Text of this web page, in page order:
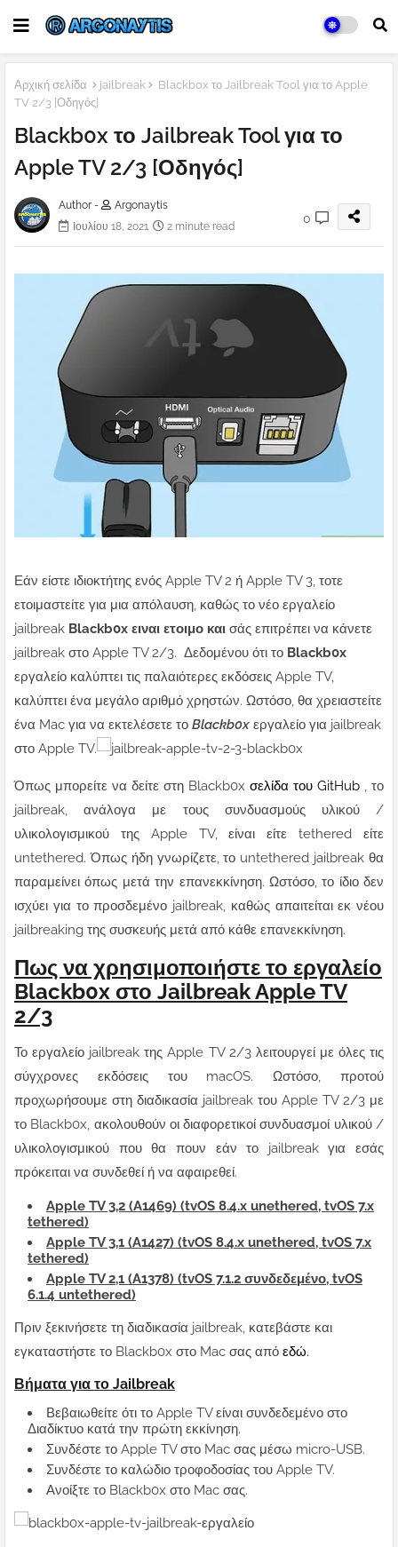
Αρχική σελίδα jailbreak
Blackb0x το Jailbreak Tool για το Apple
TV 2/3 [Οδηγός]
Blackb0x το Jailbreak Tool για το
Apple TV 2/3 [Οδηγός]
Author -
Argonaytis
Ιουλίου 18, 2021
2 minute read
0
Εάν είστε ιδιοκτήτης ενός Apple TV 2 ή Apple TV 3, τοτε
ετοιμαστείτε για μια απόλαυση, καθώς το νέο εργαλείο
jailbreak Blackb0x ειναι ετοιμο και σάς επιτρέπει να κάνετε
jailbreak στο Apple TV 2/3. Δεδομένου ότι το Blackb0x
εργαλείο καλύπτει τις παλαιότερες εκδόσεις Apple TV,
καλύπτει ένα μεγάλο αριθμό χρηστών. Ωστόσο, θα χρειαστείτε
ένα Mac για να εκτελέσετε το Blackb0x εργαλείο για jailbreak
στο Apple TV.
Όπως μπορείτε να δείτε στη Blackb0x σελίδα του GitHub , το
jailbreak, ανάλογα με τους συνδυασμούς υλικού /
υλικολογισμικού της Apple TV, είναι είτε tethered είτε
untethered. Όπως ήδη γνωρίζετε, το untethered jailbreak θα
παραμείνει όπως μετά την επανεκκίνηση. Ωστόσο, το ίδιο δεν
ισχύει για το προσδεμένο jailbreak, καθώς απαιτείται εκ νέου
jailbreaking της συσκευής μετά από κάθε επανεκκίνηση.
Πως να χρησιμοποιήστε το εργαλείο
Blackb0x στο Jailbreak Apple TV
2/3
Το εργαλείο jailbreak της Apple TV 2/3 λειτουργεί με όλες τις
σύγχρονες εκδόσεις του macOS. Ωστόσο, προτού
προχωρήσουμε στη διαδικασία jailbreak του Apple TV 2/3 με
το Blackb0x, ακολουθούν οι διαφορετικοί συνδυασμοί υλικού /
υλικολογισμικού που θα πουν εάν το jailbreak για εσάς
πρόκειται να συνδεθεί ή να αφαιρεθεί.
Apple TV 3,2 (A1469) (tvOS 8.4.x unethered, tvOS 7.x
tethered)
Apple TV 3,1 (A1427) (tvOS 8.4.x unethered, tvOS 7.x
tethered)
Apple TV 2,1 (A1378) (tvOS 7.1.2 συνδεδεμένο, tvOS
6.1.4 untethered)
Πριν ξεκινήσετε τη διαδικασία jailbreak, κατεβάστε και
εγκαταστήστε το Blackb0x στο Mac σας από εδώ.
Βήματα για το Jailbreak
Βεβαιωθείτε ότι το Apple TV είναι συνδεδεμένο στο
Διαδίκτυο κατά την πρώτη εκκίνηση.
Συνδέστε το Apple TV στο Mac σας μέσω micro-USB.
Συνδέστε το καλώδιο τροφοδοσίας του Apple TV.
Ανοίξτε το Blackb0x στο Mac σας.